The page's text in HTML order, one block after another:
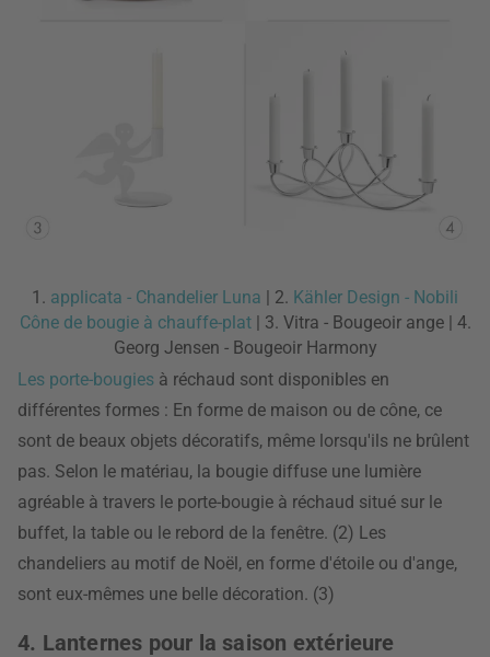
1. applicata - Chandelier Luna | 2. Kähler Design - Nobili
Cône de bougie à chauffe-plat | 3. Vitra - Bougeoir ange | 4.
Georg Jensen - Bougeoir Harmony
Les porte-bougies à réchaud sont disponibles en
différentes formes : En forme de maison ou de cône, ce
sont de beaux objets décoratifs, même lorsqu'ils ne brûlent
pas. Selon le matériau, la bougie diffuse une lumière
agréable à travers le porte-bougie à réchaud situé sur le
buffet, la table ou le rebord de la fenêtre. (2) Les
chandeliers au motif de Noël, en forme d'étoile ou d'ange,
sont eux-mêmes une belle décoration. (3)
4. Lanternes pour la saison extérieure